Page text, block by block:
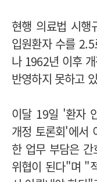
현행 의료법 시행
입원환자 수를
나 1962년 이후
반영하지 못하고
이달 19일 '환자
개정 토론회'에서
한 업무 부담은
위협이 된다"며 "